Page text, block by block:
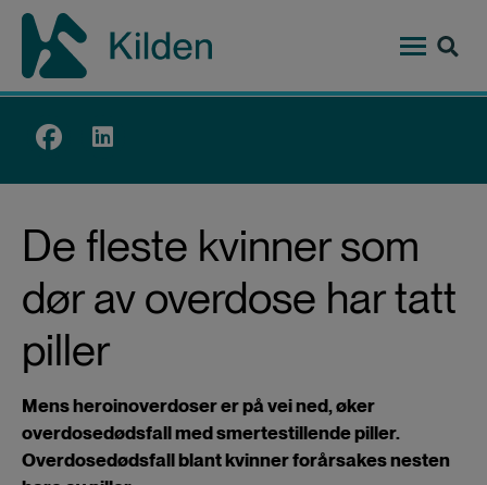
Hopp
hovedinnhold
Top
De fleste kvinner som
dør av overdose har tatt
piller
Mens heroinoverdoser er på vei ned, øker
overdosedødsfall med smertestillende piller.
Overdosedødsfall blant kvinner forårsakes nesten